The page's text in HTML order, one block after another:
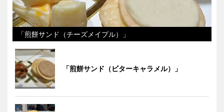
「煎餅サンド（チーズメイプル）」
「煎餅サンド（ビターキャラメル）」